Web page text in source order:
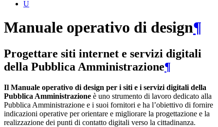
U
Manuale operativo di design¶
Progettare siti internet e servizi digitali
della Pubblica Amministrazione¶
Il Manuale operativo di design per i siti e i servizi digitali della
Pubblica Amministrazione è uno strumento di lavoro dedicato alla
Pubblica Amministrazione e i suoi fornitori e ha l’obiettivo di fornire
indicazioni operative per orientare e migliorare la progettazione e la
realizzazione dei punti di contatto digitali verso la cittadinanza.